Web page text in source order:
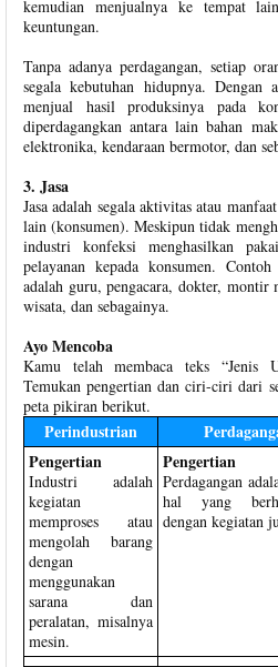
kemudian menjualnya ke tempat
keuntungan.
Tanpa adanya perdagangan, setiap
segala kebutuhan hidupnya. Dengan
menjual hasil produksinya pada
diperdagangkan antara lain bahan
elektronika, kendaraan bermotor, dan
3. Jasa
Jasa adalah segala aktivitas atau
lain (konsumen). Meskipun tidak
industri konfeksi menghasilkan
pelayanan kepada konsumen.
adalah guru, pengacara, dokter, montir
wisata, dan sebagainya.
Ayo Mencoba
Kamu telah membaca teks “Jenis
Temukan pengertian dan ciri-ciri dari
peta pikiran berikut.
Perindustrian
Pengertian
Industri adalah
kegiatan
memproses atau
mengolah barang
dengan
menggunakan
sarana dan
peralatan, misalnya
mesin.
Pengertian
Perdagangan
hal yang
dengan kegiatan